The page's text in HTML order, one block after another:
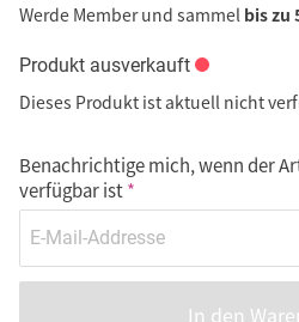
Werde Member und sammel bis zu
Produkt ausverkauft
Dieses Produkt ist aktuell nicht
Benachrichtige mich, wenn der
verfügbar ist
In den